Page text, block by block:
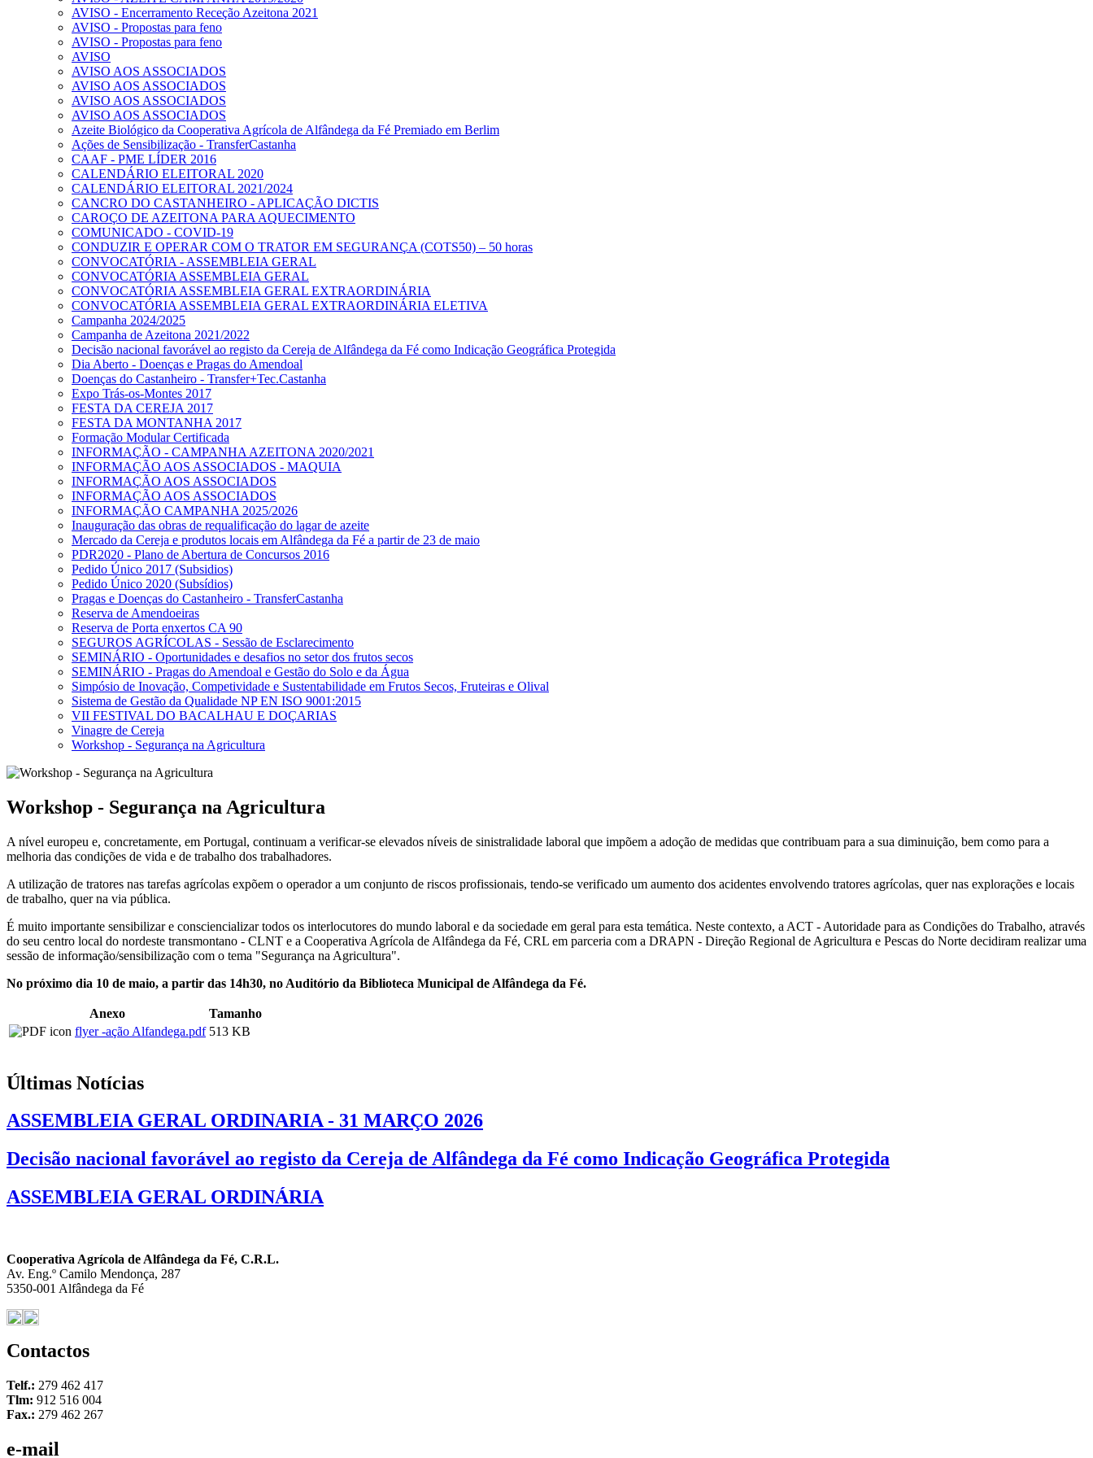
AVISO - Encerramento Receção Azeitona 2021
AVISO - Propostas para feno
AVISO - Propostas para feno
AVISO
AVISO AOS ASSOCIADOS
AVISO AOS ASSOCIADOS
AVISO AOS ASSOCIADOS
AVISO AOS ASSOCIADOS
Azeite Biológico da Cooperativa Agrícola de Alfândega da Fé Premiado em Berlim
Ações de Sensibilização - TransferCastanha
CAAF - PME LÍDER 2016
CALENDÁRIO ELEITORAL 2020
CALENDÁRIO ELEITORAL 2021/2024
CANCRO DO CASTANHEIRO - APLICAÇÃO DICTIS
CAROÇO DE AZEITONA PARA AQUECIMENTO
COMUNICADO - COVID-19
CONDUZIR E OPERAR COM O TRATOR EM SEGURANÇA (COTS50) – 50 horas
CONVOCATÓRIA - ASSEMBLEIA GERAL
CONVOCATÓRIA ASSEMBLEIA GERAL
CONVOCATÓRIA ASSEMBLEIA GERAL EXTRAORDINÁRIA
CONVOCATÓRIA ASSEMBLEIA GERAL EXTRAORDINÁRIA ELETIVA
Campanha 2024/2025
Campanha de Azeitona 2021/2022
Decisão nacional favorável ao registo da Cereja de Alfândega da Fé como Indicação Geográfica Protegida
Dia Aberto - Doenças e Pragas do Amendoal
Doenças do Castanheiro - Transfer+Tec.Castanha
Expo Trás-os-Montes 2017
FESTA DA CEREJA 2017
FESTA DA MONTANHA 2017
Formação Modular Certificada
INFORMAÇÃO - CAMPANHA AZEITONA 2020/2021
INFORMAÇÃO AOS ASSOCIADOS - MAQUIA
INFORMAÇÃO AOS ASSOCIADOS
INFORMAÇÃO AOS ASSOCIADOS
INFORMAÇÃO CAMPANHA 2025/2026
Inauguração das obras de requalificação do lagar de azeite
Mercado da Cereja e produtos locais em Alfândega da Fé a partir de 23 de maio
PDR2020 - Plano de Abertura de Concursos 2016
Pedido Único 2017 (Subsidios)
Pedido Único 2020 (Subsídios)
Pragas e Doenças do Castanheiro - TransferCastanha
Reserva de Amendoeiras
Reserva de Porta enxertos CA 90
SEGUROS AGRÍCOLAS - Sessão de Esclarecimento
SEMINÁRIO - Oportunidades e desafios no setor dos frutos secos
SEMINÁRIO - Pragas do Amendoal e Gestão do Solo e da Água
Simpósio de Inovação, Competividade e Sustentabilidade em Frutos Secos, Fruteiras e Olival
Sistema de Gestão da Qualidade NP EN ISO 9001:2015
VII FESTIVAL DO BACALHAU E DOÇARIAS
Vinagre de Cereja
Workshop - Segurança na Agricultura
Workshop - Segurança na Agricultura
A nível europeu e, concretamente, em Portugal, continuam a verificar-se elevados níveis de sinistralidade laboral que impõem a adoção de medidas que contribuam para a sua diminuição, bem como para a
melhoria das condições de vida e de trabalho dos trabalhadores.
A utilização de tratores nas tarefas agrícolas expõem o operador a um conjunto de riscos profissionais, tendo-se verificado um aumento dos acidentes envolvendo tratores agrícolas, quer nas explorações e locais
de trabalho, quer na via pública.
É muito importante sensibilizar e consciencializar todos os interlocutores do mundo laboral e da sociedade em geral para esta temática. Neste contexto, a ACT - Autoridade para as Condições do Trabalho, através
do seu centro local do nordeste transmontano - CLNT e a Cooperativa Agrícola de Alfândega da Fé, CRL em parceria com a DRAPN - Direção Regional de Agricultura e Pescas do Norte decidiram realizar uma
sessão de informação/sensibilização com o tema "Segurança na Agricultura".
No próximo dia 10 de maio, a partir das 14h30, no Auditório da Biblioteca Municipal de Alfândega da Fé.
Anexo
Tamanho
flyer -ação Alfandega.pdf 513 KB
Últimas Notícias
ASSEMBLEIA GERAL ORDINARIA - 31 MARÇO 2026
Decisão nacional favorável ao registo da Cereja de Alfândega da Fé como Indicação Geográfica Protegida
ASSEMBLEIA GERAL ORDINÁRIA
Cooperativa Agrícola de Alfândega da Fé, C.R.L.
Av. Eng.º Camilo Mendonça, 287
5350-001 Alfândega da Fé
Contactos
Telf.: 279 462 417
Tlm: 912 516 004
Fax.: 279 462 267
e-mail